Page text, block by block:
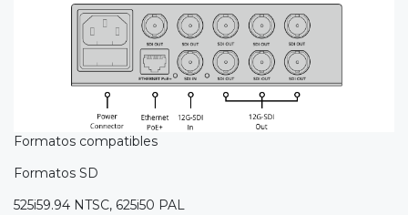
Formatos compatibles
Formatos SD
525i59.94 NTSC, 625i50 PAL